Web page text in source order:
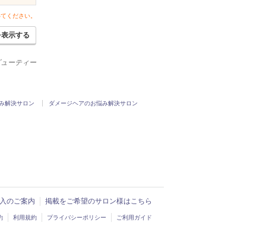
ください。
示する
ーティー
解決サロン
ダメージヘアのお悩み解決サロン
のご案内 掲載をご希望のサロン様はこちら
利用規約 プライバシーポリシー ご利用ガイド